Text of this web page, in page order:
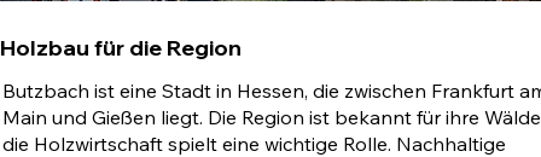
Holzbau für die Region
Butzbach ist eine Stadt in Hessen, die zwischen Frankfurt
Main und Gießen liegt. Die Region ist bekannt für ihre
die Holzwirtschaft spielt eine wichtige Rolle. Nachhaltige